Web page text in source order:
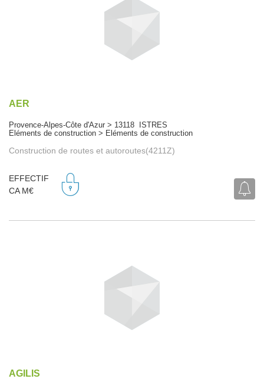
AER
Provence-Alpes-Côte d'Azur > 13118 ISTRES
Eléments de construction > Eléments de construction
Construction de routes et autoroutes(4211Z)
EFFECTIF
CA M€
AGILIS